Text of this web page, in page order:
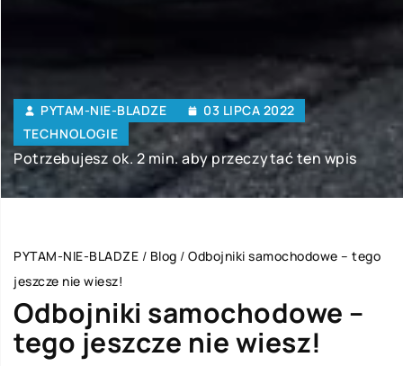
PYTAM-NIE-BLADZE
03 LIPCA 2022
TECHNOLOGIE
Potrzebujesz ok. 2 min. aby przeczytać ten wpis
PYTAM-NIE-BLADZE / Blog / Odbojniki samochodowe – tego
jeszcze nie wiesz!
Odbojniki samochodowe –
tego jeszcze nie wiesz!